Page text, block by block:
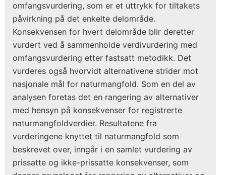
omfangsvurdering, som er et uttrykk for tiltakets
påvirkning på det enkelte delområde.
Konsekvensen for hvert delområde blir deretter
vurdert ved å sammenholde verdivurdering med
omfangsvurdering etter fastsatt metodikk. Det
vurderes også hvorvidt alternativene strider mot
nasjonale mål for naturmangfold. Som en del av
analysen foretas det en rangering av alternativer
med hensyn på konsekvenser for registrerte
naturmangfoldverdier. Resultatene fra
vurderingene knyttet til naturmangfold som
beskrevet over, inngår i en samlet vurdering av
prissatte og ikke-prissatte konsekvenser, som